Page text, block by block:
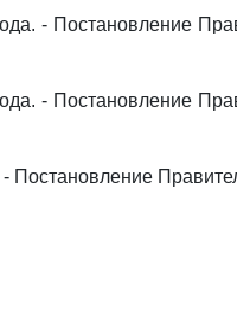
- Постановление
- Постановление
Постановление